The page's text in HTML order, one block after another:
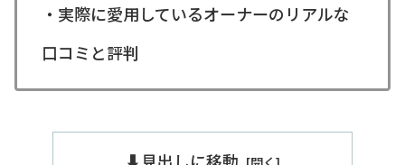
・実際に愛用しているオーナーのリアルな
口コミと評判
⬇️見出しに移動